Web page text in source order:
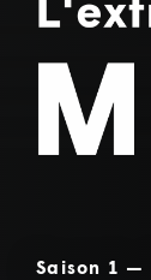
Saison 1 —